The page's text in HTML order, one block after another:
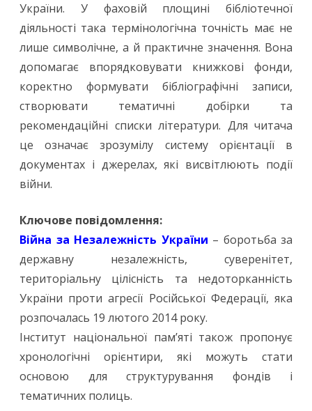
України. У фаховій площині бібліотечної
діяльності така термінологічна точність має не
лише символічне, а й практичне значення. Вона
допомагає впорядковувати книжкові фонди,
коректно формувати бібліографічні записи,
створювати тематичні добірки та
рекомендаційні списки літератури. Для читача
це означає зрозумілу систему орієнтації в
документах і джерелах, які висвітлюють події
війни.
Ключове повідомлення:
Війна за Незалежність України – боротьба за
державну незалежність, суверенітет,
територіальну цілісність та недоторканність
України проти агресії Російської Федерації, яка
розпочалась 19 лютого 2014 року.
Інститут національної пам’яті також пропонує
хронологічні орієнтири, які можуть стати
основою для структурування фондів і
тематичних полиць.